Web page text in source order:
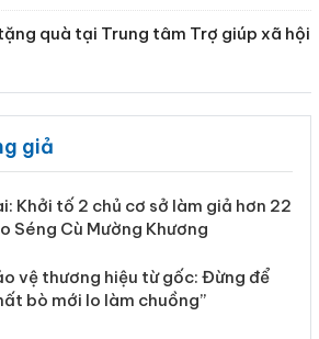
quà tại Trung tâm Trợ giúp xã hội
giả
Cai: Khởi tố 2 chủ cơ sở làm giả
22 tấn gạo Séng Cù Mường